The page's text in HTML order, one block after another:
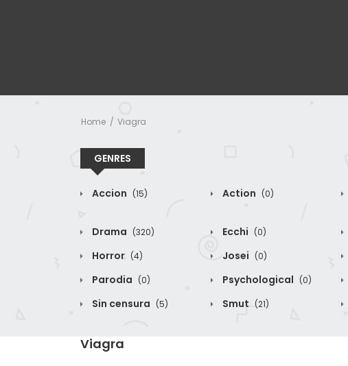
Home Viagra
GENRES
Accion (15) Action (0)
Drama (320) Ecchi (0)
Horror (4) Josei (0)
Parodia (0) Psychological (0)
Sin censura (5) Smut (21)
Viagra